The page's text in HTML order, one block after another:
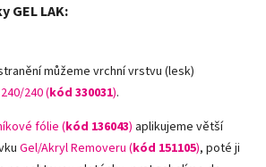
GEL LAK:
můžeme vrchní vrstvu (lesk)
240 (kód 330031).
fólie(kód 136043) aplikujeme větší
Gel/Akryl Removeru (kód 151105), poté ji